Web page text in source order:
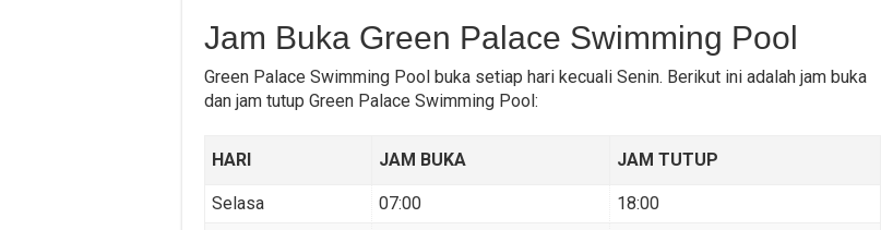
Jam Buka Green Palace Swimming Pool
Green Palace Swimming Pool buka setiap hari kecuali Senin. Berikut ini adalah jam buka
dan jam tutup Green Palace Swimming Pool:
HARI JAM BUKA JAM TUTUP
Selasa 07:00
18:00